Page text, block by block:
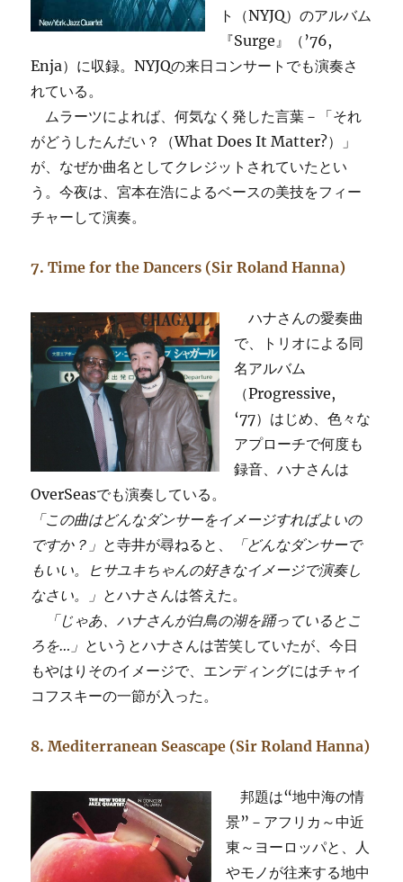
ト（NYJQ）のアルバム
『Surge』（’76,
Enja）に収録。NYJQの来日コンサートでも演奏さ
れている。
ムラーツによれば、何気なく発した言葉－「それ
がどうしたんだい？（What Does It Matter?）」
が、なぜか曲名としてクレジットされていたとい
う。今夜は、宮本在浩によるベースの美技をフィー
チャーして演奏。
7. Time for the Dancers (Sir Roland Hanna)
ハナさんの愛奏曲
で、トリオによる同
名アルバム
（Progressive,
‘77）はじめ、色々な
アプローチで何度も
録音、ハナさんは
OverSeasでも演奏している。
「この曲はどんなダンサーをイメージすればよいの
ですか？」 と寺井が尋ねると、
「どんなダンサーで
もいい。ヒサユキちゃんの好きなイメージで演奏し
なさい。」 とハナさんは答えた。
「じゃあ、ハナさんが白鳥の湖を踊っているとこ
ろを…」 というとハナさんは苦笑していたが、今日
もやはりそのイメージで、エンディングにはチャイ
コフスキーの一節が入った。
8. Mediterranean Seascape (Sir Roland Hanna)
邦題は“地中海の情
景”－アフリカ～中近
東～ヨーロッパと、人
やモノが往来する地中